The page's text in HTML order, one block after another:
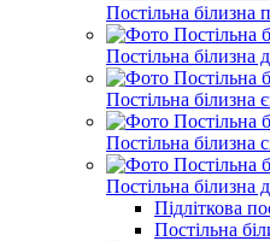
Постільна білизна
Постільна білизна
Постільна білизна
Постільна білизна
Постільна білизна
Підліткова
Постільна